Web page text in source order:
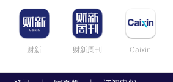
财新 财新周刊 Caixin